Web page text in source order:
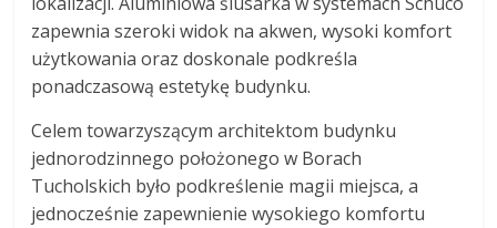
zapewnia szeroki widok na akwen, wysoki komfort
użytkowania oraz doskonale podkreśla
ponadczasową estetykę budynku.
Celem towarzyszącym architektom budynku
jednorodzinnego położonego w Borach
Tucholskich było podkreślenie magii miejsca, a
jednocześnie zapewnienie wysokiego komfortu